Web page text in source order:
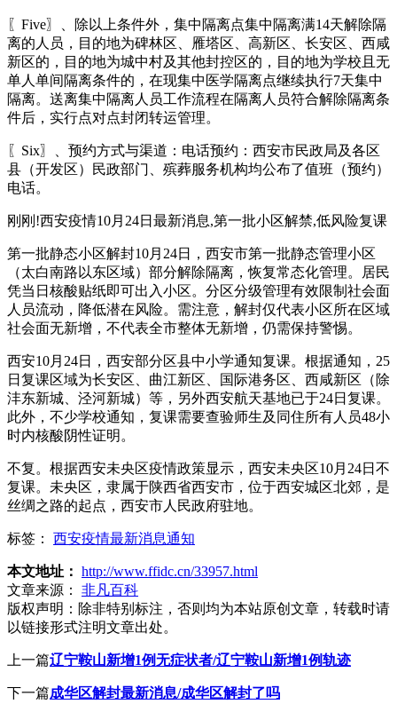
〖Five〗、除以上条件外，集中隔离点集中隔离满14天解除隔
离的人员，目的地为碑林区、雁塔区、高新区、长安区、西咸
新区的，目的地为城中村及其他封控区的，目的地为学校且无
单人单间隔离条件的，在现集中医学隔离点继续执行7天集中
隔离。送离集中隔离人员工作流程在隔离人员符合解除隔离条
件后，实行点对点封闭转运管理。
〖Six〗、预约方式与渠道：电话预约：西安市民政局及各区
县（开发区）民政部门、殡葬服务机构均公布了值班（预约）
电话。
刚刚!西安疫情10月24日最新消息,第一批小区解禁,低风险复课
第一批静态小区解封10月24日，西安市第一批静态管理小区
（太白南路以东区域）部分解除隔离，恢复常态化管理。居民
凭当日核酸贴纸即可出入小区。分区分级管理有效限制社会面
人员流动，降低潜在风险。需注意，解封仅代表小区所在区域
社会面无新增，不代表全市整体无新增，仍需保持警惕。
西安10月24日，西安部分区县中小学通知复课。根据通知，25
日复课区域为长安区、曲江新区、国际港务区、西咸新区（除
沣东新城、泾河新城）等，另外西安航天基地已于24日复课。
此外，不少学校通知，复课需要查验师生及同住所有人员48小
时内核酸阴性证明。
不复。根据西安未央区疫情政策显示，西安未央区10月24日不
复课。未央区，隶属于陕西省西安市，位于西安城区北郊，是
丝绸之路的起点，西安市人民政府驻地。
标签： 西安疫情最新消息通知
本文地址： http://www.ffidc.cn/33957.html
文章来源：
非凡百科
版权声明： 除非特别标注，否则均为本站原创文章，转载时请
以链接形式注明文章出处。
上一篇辽宁鞍山新增1例无症状者/辽宁鞍山新增1例轨迹
下一篇成华区解封最新消息/成华区解封了吗